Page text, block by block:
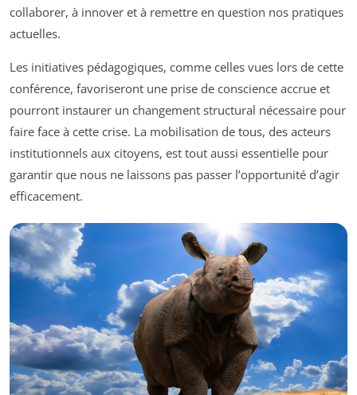
collaborer, à innover et à remettre en question nos pratiques
actuelles.
Les initiatives pédagogiques, comme celles vues lors de cette
conférence, favoriseront une prise de conscience accrue et
pourront instaurer un changement structural nécessaire pour
faire face à cette crise. La mobilisation de tous, des acteurs
institutionnels aux citoyens, est tout aussi essentielle pour
garantir que nous ne laissons pas passer l’opportunité d’agir
efficacement.